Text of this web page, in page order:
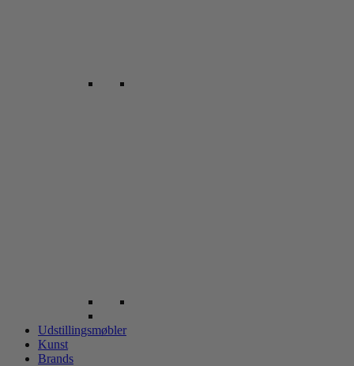
Udstillingsmøbler
Kunst
Brands